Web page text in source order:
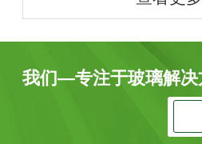
我们—专注于玻璃解决